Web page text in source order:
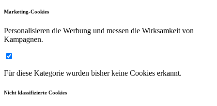
Marketing-Cookies
Personalisieren die Werbung und messen die Wirksamkeit von
Kampagnen.
Für diese Kategorie wurden bisher keine Cookies erkannt.
Nicht klassifizierte Cookies